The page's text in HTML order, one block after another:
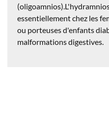
essentiellement chez les
ou porteuses d'enfants
malformations digestives.